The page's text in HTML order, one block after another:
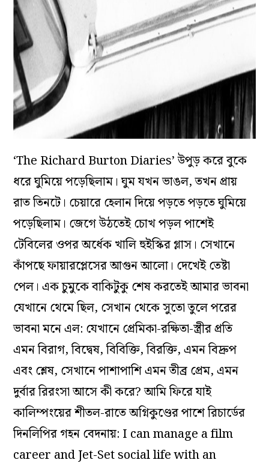
‘The Richard Burton Diaries’ উপুড় করে বুকে
ধরে ঘুমিয়ে পড়েছিলাম। ঘুম যখন ভাঙল, তখন প্রায়
রাত তিনটে। চেয়ারে হেলান দিয়ে পড়তে পড়তে ঘুমিয়ে
পড়েছিলাম। জেগে উঠতেই চোখ পড়ল পাশেই
টেবিলের ওপর অর্ধেক খালি হুইস্কির গ্লাস। সেখানে
কাঁপছে ফায়ারপ্লেসের আগুন আলো। দেখেই তেষ্টা
পেল। এক চুমুকে বাকিটুকু শেষ করতেই আমার ভাবনা
যেখানে থেমে ছিল, সেখান থেকে সুতো তুলে পরের
ভাবনা মনে এল: যেখানে প্রেমিকা-রক্ষিতা-স্ত্রীর প্রতি
এমন বিরাগ, বিদ্বেষ, বিবিক্তি, বিরক্তি, এমন বিদ্রুপ
এবং শ্লেষ, সেখানে পাশাপাশি এমন তীব্র প্রেম, এমন
দুর্বার রিরংসা আসে কী করে? আমি ফিরে যাই
কালিম্পংয়ের শীতল-রাতে অগ্নিকুণ্ডের পাশে রিচার্ডের
দিনলিপির গহন বেদনায়: I can manage a film
career and Jet-Set social life with an